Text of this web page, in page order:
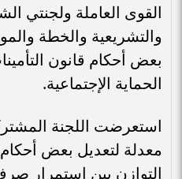
القوى العاملة ولجنتي
والتشريعية والخطة
بعض أحكام قانون
الحماية الإجتماعية.
استعرضت اللجنة
معدلة لتعديل بعض
التوازن بين استمرار